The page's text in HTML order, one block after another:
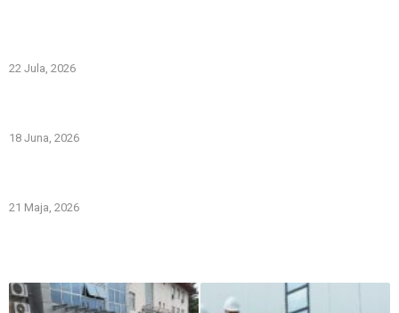
22 Jula, 2026
18 Juna, 2026
21 Maja, 2026